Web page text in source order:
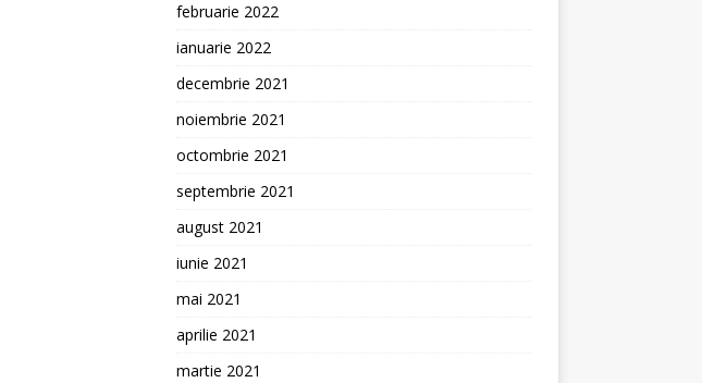
februarie 2022
ianuarie 2022
decembrie 2021
noiembrie 2021
octombrie 2021
septembrie 2021
august 2021
iunie 2021
mai 2021
aprilie 2021
martie 2021